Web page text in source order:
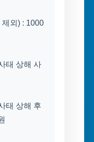
외) : 1000
태 상해 사
태 상해 후